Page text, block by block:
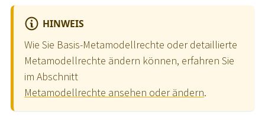
HINWEIS
Wie Sie Basis-Metamodellrechte oder detaillierte
Metamodellrechte ändern können, erfahren Sie
im Abschnitt
Metamodellrechte ansehen oder ändern.